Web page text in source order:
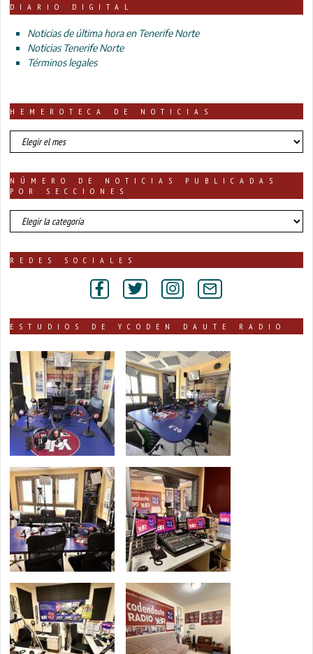
DIARIO DIGITAL
Noticias de última hora en Tenerife Norte
Noticias Tenerife Norte
Términos legales
HEMEROTECA DE NOTICIAS
HEMEROTECA
DE
NÚMERO DE NOTICIAS PUBLICADAS
POR SECCIONES
número
de
publicadas
REDES SOCIALES
ESTUDIOS DE YCODEN DAUTE RADIO